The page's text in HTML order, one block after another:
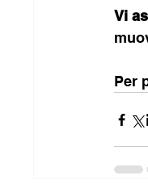
Vi
Per